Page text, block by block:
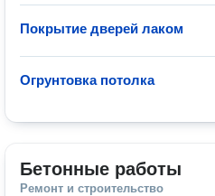
Покрытие дверей лаком
Огрунтовка потолка
Бетонные работы
Ремонт и строительство